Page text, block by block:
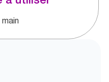
main